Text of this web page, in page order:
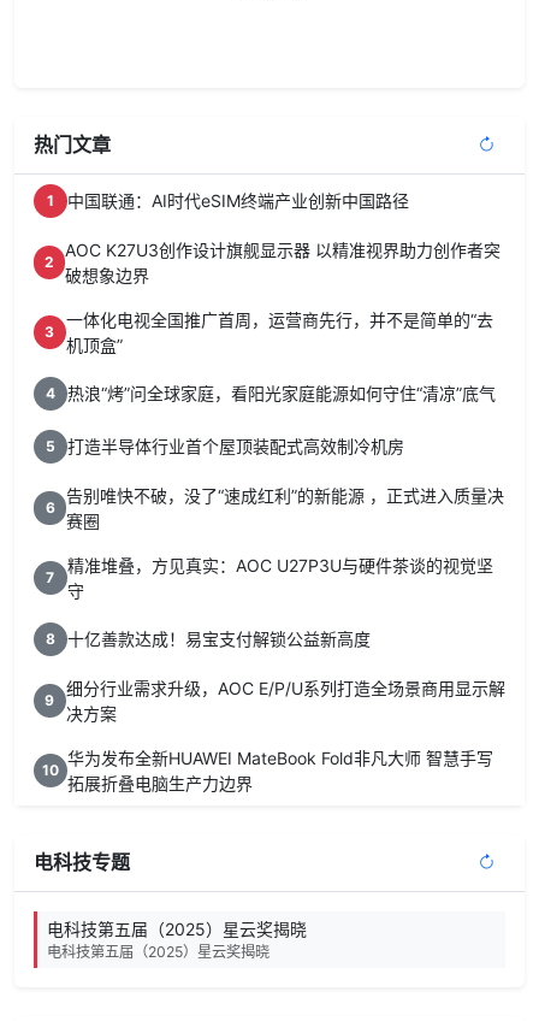
热门文章
1 中国联通：AI时代eSIM终端产业创新中国路径
2
AOC K27U3创作设计旗舰显示器 以精准视界助力创作者突
破想象边界
3
一体化电视全国推广首周，运营商先行，并不是简单的“去
机顶盒”
4 热浪“烤”问全球家庭，看阳光家庭能源如何守住“清凉”底气
5 打造半导体行业首个屋顶装配式高效制冷机房
6
告别唯快不破，没了“速成红利”的新能源 ，正式进入质量决
赛圈
7
精准堆叠，方见真实：AOC U27P3U与硬件茶谈的视觉坚
守
8 十亿善款达成！易宝支付解锁公益新高度
9
细分行业需求升级，AOC E/P/U系列打造全场景商用显示解
决方案
10
华为发布全新HUAWEI MateBook Fold非凡大师 智慧手写
拓展折叠电脑生产力边界
电科技专题
电科技第五届（2025）星云奖揭晓
电科技第五届（2025）星云奖揭晓